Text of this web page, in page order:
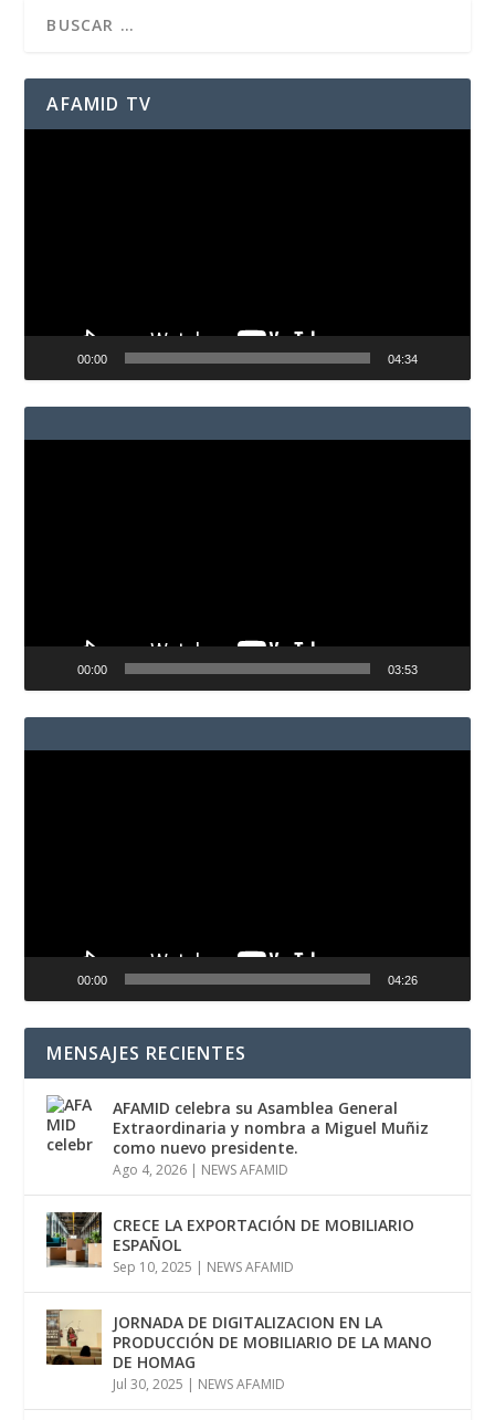
AFAMID TV
00:00 04:34
00:00 03:53
00:00 04:26
MENSAJES RECIENTES
AFAMID celebra su Asamblea General
Extraordinaria y nombra a Miguel Muñiz
como nuevo presidente.
Ago 4, 2026 | NEWS AFAMID
CRECE LA EXPORTACIÓN DE MOBILIARIO
ESPAÑOL
Sep 10, 2025 | NEWS AFAMID
JORNADA DE DIGITALIZACION EN LA
PRODUCCIÓN DE MOBILIARIO DE LA MANO
DE HOMAG
Jul 30, 2025 | NEWS AFAMID